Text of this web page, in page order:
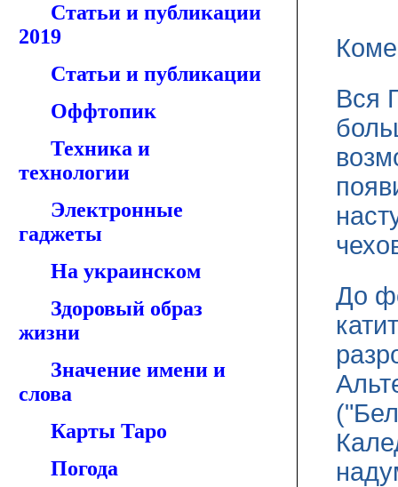
Статьи и публикации
2019
Статьи и публикации
Оффтопик
Техника и
технологии
Электронные
гаджеты
На украинском
Здоровый образ
жизни
Значение имени и
слова
Карты Таро
Погода
Вся
До